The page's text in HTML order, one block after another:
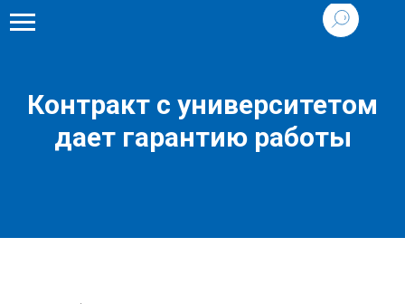
Контракт с университетом
дает гарантию работы